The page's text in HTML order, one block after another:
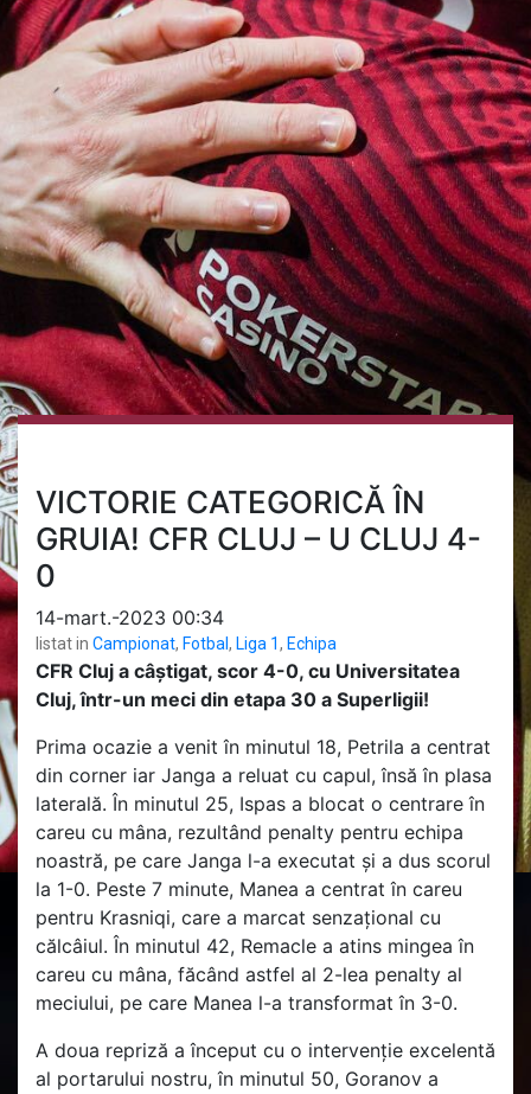
VICTORIE CATEGORICĂ ÎN
GRUIA! CFR CLUJ – U CLUJ 4-
0
14-mart.-2023 00:34
listat in Campionat, Fotbal , Liga 1, Echipa
CFR Cluj a câștigat, scor 4-0, cu Universitatea
Cluj, într-un meci din etapa 30 a Superligii!
Prima ocazie a venit în minutul 18, Petrila a centrat
din corner iar Janga a reluat cu capul, însă în plasa
laterală. În minutul 25, Ispas a blocat o centrare în
careu cu mâna, rezultând penalty pentru echipa
noastră, pe care Janga l-a executat și a dus scorul
la 1-0. Peste 7 minute, Manea a centrat în careu
pentru Krasniqi, care a marcat senzațional cu
călcâiul. În minutul 42, Remacle a atins mingea în
careu cu mâna, făcând astfel al 2-lea penalty al
meciului, pe care Manea l-a transformat în 3-0.
A doua repriză a început cu o intervenție excelentă
al portarului nostru, în minutul 50, Goranov a